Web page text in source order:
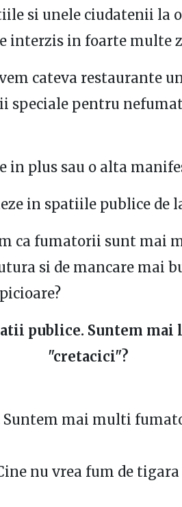
si unele ciudatenii la
interzis in foarte multe
cateva restaurante
speciale pentru
in plus sau o alta
in spatiile publice de
ca fumatorii sunt mai
si de mancare mai
publice. Suntem mai
"cretacici"?
Suntem mai multi
nu vrea fum de tigara